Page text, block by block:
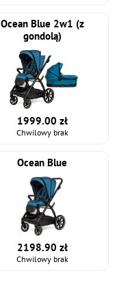
Ocean Blue 2w1 (z
gondolą)
1999.00 zł
Chwilowy brak
Ocean Blue
2198.90 zł
Chwilowy brak